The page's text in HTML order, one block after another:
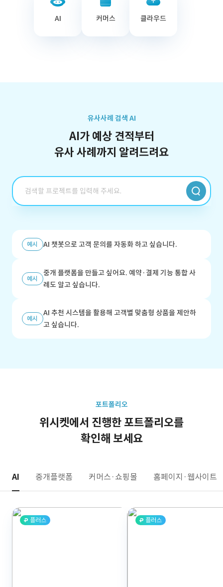
AI 커머스 클라우드
유사사례 검색 AI
AI가 예상 견적부터
유사 사례까지 알려드려요
예시 AI 챗봇으로 고객 문의를 자동화 하고 싶습니다.
예시
중개 플랫폼을 만들고 싶어요. 예약·결제 기능 통합 사
례도 알고 싶습니다.
예시
AI 추천 시스템을 활용해 고객별 맞춤형 상품을 제안하
고 싶습니다.
포트폴리오
위시켓에서 진행한 포트폴리오를
확인해 보세요
AI 중개플랫폼 커머스·쇼핑몰 홈페이지·웹사이트
플러스 플러스